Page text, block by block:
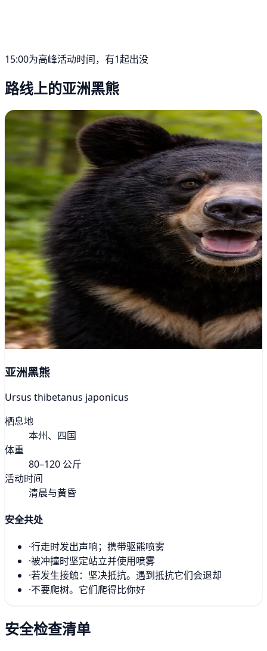
15:00为高峰活动时间，有1起出没
路线上的亚洲黑熊
亚洲黑熊
Ursus thibetanus japonicus
栖息地
本州、四国
体重
80–120 公斤
活动时间
清晨与黄昏
安全共处
·行走时发出声响；携带驱熊喷雾
·被冲撞时坚定站立并使用喷雾
·若发生接触：坚决抵抗。遇到抵抗它们会退却
·不要爬树。它们爬得比你好
安全检查清单